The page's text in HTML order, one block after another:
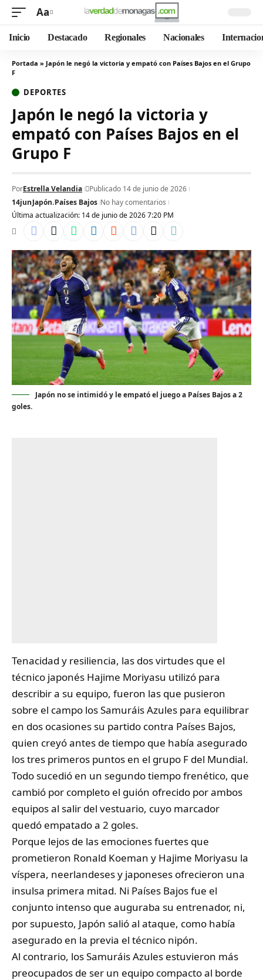
Aa
Inicio Destacado Regionales Nacionales
Portada » Japón le negó la victoria y empató con Países Bajos en el Grupo
F
DEPORTES
Japón le negó la victoria y
empató con Países Bajos en el
Grupo F
Última actualización: 14 de junio de 2026 7:20 PM
PorEstrella Velandia
Publicado 14 de junio de 2026
14junJapón.Países Bajos No hay comentarios
Japón no se intimidó y le empató el juego a Países Bajos a 2
goles.
Tenacidad y resiliencia, las dos virtudes que el
técnico japonés Hajime Moriyasu utilizó para
describir a su equipo, fueron las que pusieron
sobre el campo los Samuráis Azules para equilibrar
en dos ocasiones su partido contra Países Bajos,
quien creyó antes de tiempo que había asegurado
los tres primeros puntos en el grupo F del Mundial.
Todo sucedió en un segundo tiempo frenético, que
cambió por completo el guión ofrecido por ambos
equipos al salir del vestuario, cuyo marcador
quedó empatado a 2 goles.
Porque lejos de las emociones fuertes que
prometieron Ronald Koeman y Hajime Moriyasu la
víspera, neerlandeses y japoneses ofrecieron una
insulsa primera mitad. Ni Países Bajos fue el
conjunto intenso que auguraba su entrenador, ni,
por supuesto, Japón salió al ataque, como había
asegurado en la previa el técnico nipón.
Al contrario, los Samuráis Azules estuvieron más
preocupados de ser un equipo compacto al borde